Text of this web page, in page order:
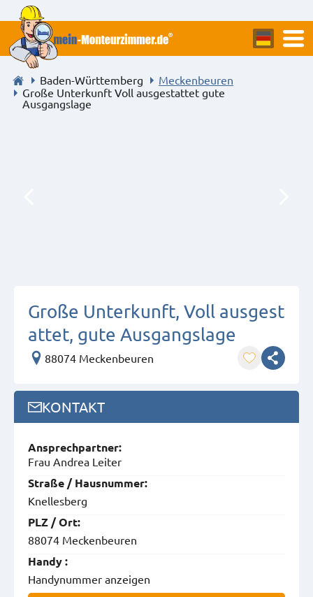
Baden-Württemberg
Meckenbeuren
Große Unterkunft Voll ausgestattet gute
Ausgangslage
Große Unterkunft, Voll ausgest
attet, gute Ausgangslage
88074 Meckenbeuren
KONTAKT
Ansprech­partner:
Frau Andrea Leiter
Straße / Hausnummer:
Knellesberg
PLZ / Ort:
88074 Meckenbeuren
Handy :
Handynummer anzeigen